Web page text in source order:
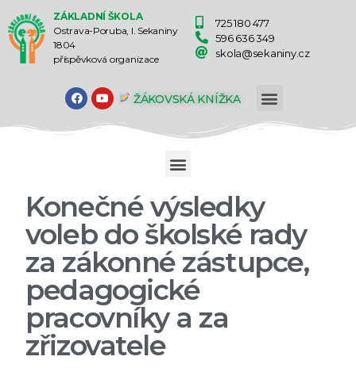
ZÁKLADNÍ ŠKOLA
Ostrava-Poruba, I. Sekaniny
1804
příspěvková organizace
725 180 477
596 636 349
skola@sekaniny.cz
ŽÁKOVSKÁ KNÍŽKA
Konečné výsledky
voleb do školské rady
za zákonné zástupce,
pedagogické
pracovníky a za
zřizovatele